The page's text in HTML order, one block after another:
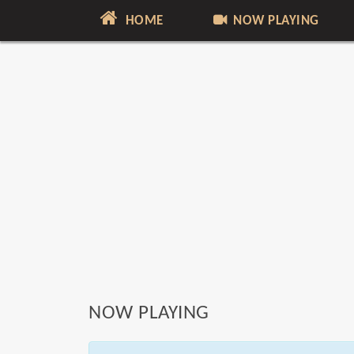
HOME NOW PLAYING
NOW PLAYING